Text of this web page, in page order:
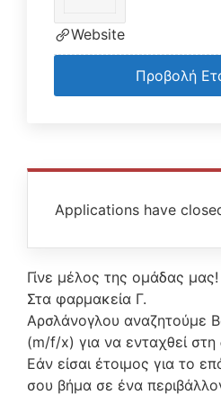
Applications have
Γίνε μέλος της ομάδας μας!
Στα φαρμακεία Γ.
Αρσλάνογλου αναζητούμε
(m/f/x) για να ενταχθεί
Εάν είσαι έτοιμος για το
σου βήμα σε ένα
Website
Προβολή